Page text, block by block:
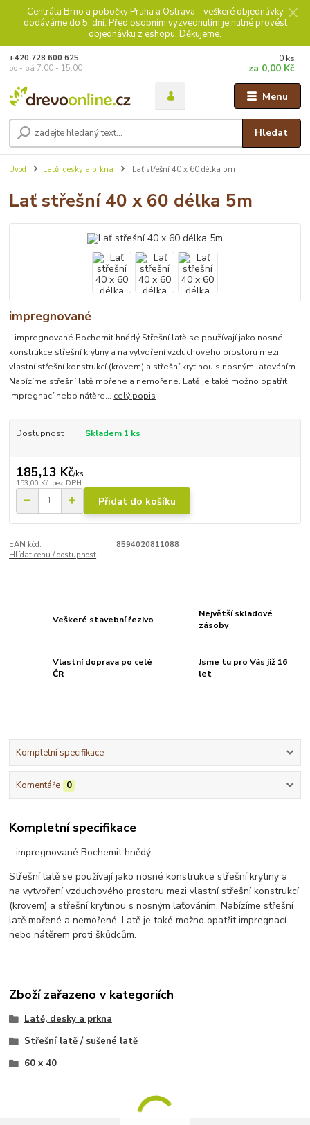
Centrála Brno a pobočky Praha a Ostrava - veškeré objednávky
dodáváme do 5. dní. Před osobním vyzvednutím je nutné provést
objednávku z eshopu. Děkujeme.
Menu
Hledat
+420 728 600 625
po - pá 7:00 - 15:00
0 ks
za 0,00 Kč
Úvod Latě, desky a prkna Lať střešní 40 x 60 délka 5m
Lať střešní 40 x 60 délka 5m
impregnované
- impregnované Bochemit hnědý Střešní latě se používají jako nosné
konstrukce střešní krytiny a na vytvoření vzduchového prostoru mezi
vlastní střešní konstrukcí (krovem) a střešní krytinou s nosným laťováním.
Nabízíme střešní latě mořené a nemořené. Latě je také možno opatřit
impregnací nebo nátěre... celý popis
Dostupnost Skladem 1 ks
185,13 Kč/ks
153,00 Kč bez DPH
Přidat do košíku
EAN kód:
8594020811088
Hlídat cenu / dostupnost
Veškeré stavební řezivo
Největší skladové
zásoby
Vlastní doprava po celé
ČR
Jsme tu pro Vás již 16
let
Kompletní specifikace
Komentáře 0
Kompletní specifikace
- impregnované Bochemit hnědý
Střešní latě se používají jako nosné konstrukce střešní krytiny a
na vytvoření vzduchového prostoru mezi vlastní střešní konstrukcí
(krovem) a střešní krytinou s nosným laťováním. Nabízíme střešní
latě mořené a nemořené. Latě je také možno opatřit impregnací
nebo nátěrem proti škůdcům.
Zboží zařazeno v kategoriích
Latě, desky a prkna
Střešní latě / sušené latě
60 x 40